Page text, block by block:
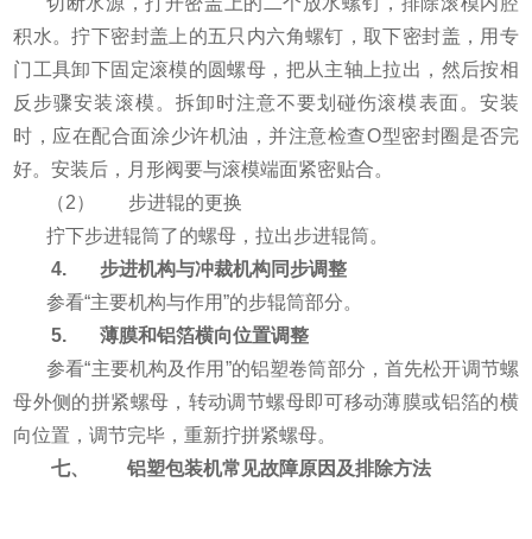
积水。拧下密封盖上的五只内六角螺钉，取下密封盖，用专
门工具卸下固定滚模的圆螺母，把从主轴上拉出，然后按相
反步骤安装滚模。拆卸时注意不要划碰伤滚模表面。安装
时，应在配合面涂少许机油，并注意检查O型密封圈是否完
好。安装后，月形阀要与滚模端面紧密贴合。
（2） 步进辊的更换
拧下步进辊筒了的螺母，拉出步进辊筒。
4. 步进机构与冲裁机构同步调整
参看“主要机构与作用”的步辊筒部分。
5. 薄膜和铝箔横向位置调整
参看“主要机构及作用”的铝塑卷筒部分，首先松开调节螺
母外侧的拼紧螺母，转动调节螺母即可移动薄膜或铝箔的横
向位置，调节完毕，重新拧拼紧螺母。
七、 铝塑包装机常见故障原因及排除方法